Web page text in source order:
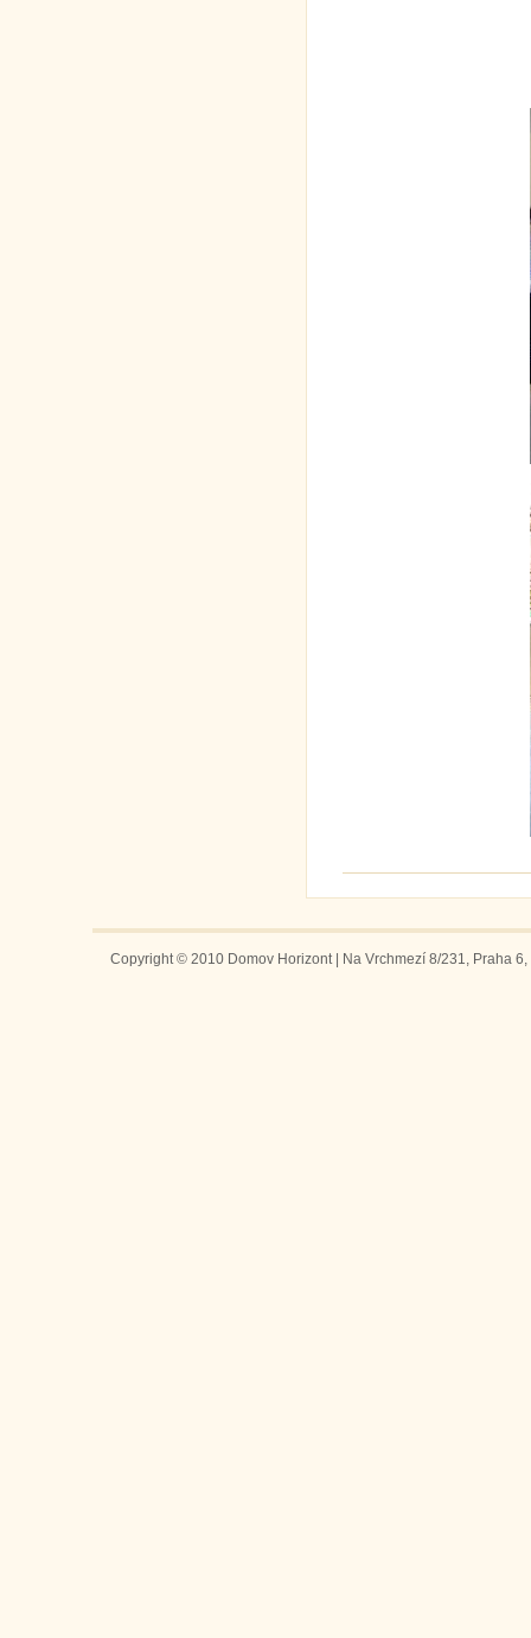
Copyright © 2010 Domov Horizont | Na Vrchmezí 8/231, Praha